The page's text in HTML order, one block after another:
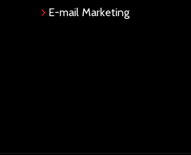
E-mail Marketing